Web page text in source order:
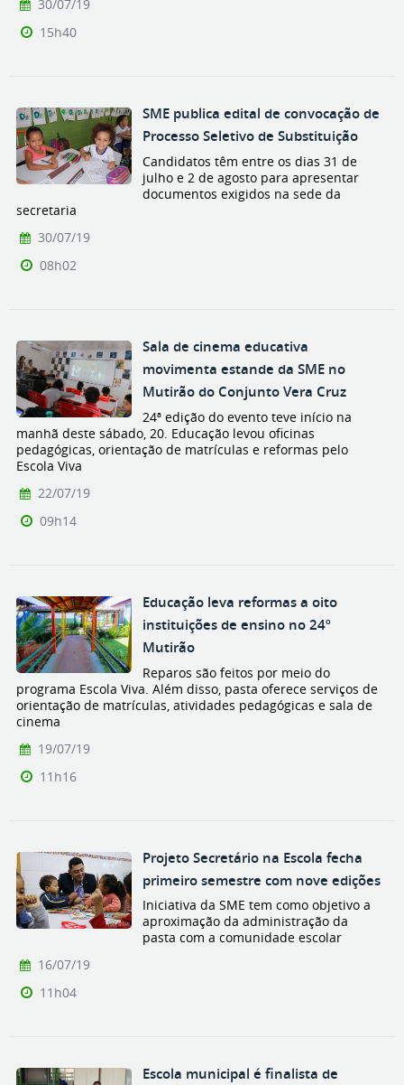
30/07/19
15h40
SME publica edital de convocação de
Processo Seletivo de Substituição
Candidatos têm entre os dias 31 de
julho e 2 de agosto para apresentar
documentos exigidos na sede da
secretaria
30/07/19
08h02
Sala de cinema educativa
movimenta estande da SME no
Mutirão do Conjunto Vera Cruz
24ª edição do evento teve início na
manhã deste sábado, 20. Educação levou oficinas
pedagógicas, orientação de matrículas e reformas pelo
Escola Viva
22/07/19
09h14
Educação leva reformas a oito
instituições de ensino no 24º
Mutirão
Reparos são feitos por meio do
programa Escola Viva. Além disso, pasta oferece serviços de
orientação de matrículas, atividades pedagógicas e sala de
cinema
19/07/19
11h16
Projeto Secretário na Escola fecha
primeiro semestre com nove edições
Iniciativa da SME tem como objetivo a
aproximação da administração da
pasta com a comunidade escolar
16/07/19
11h04
Escola municipal é finalista de